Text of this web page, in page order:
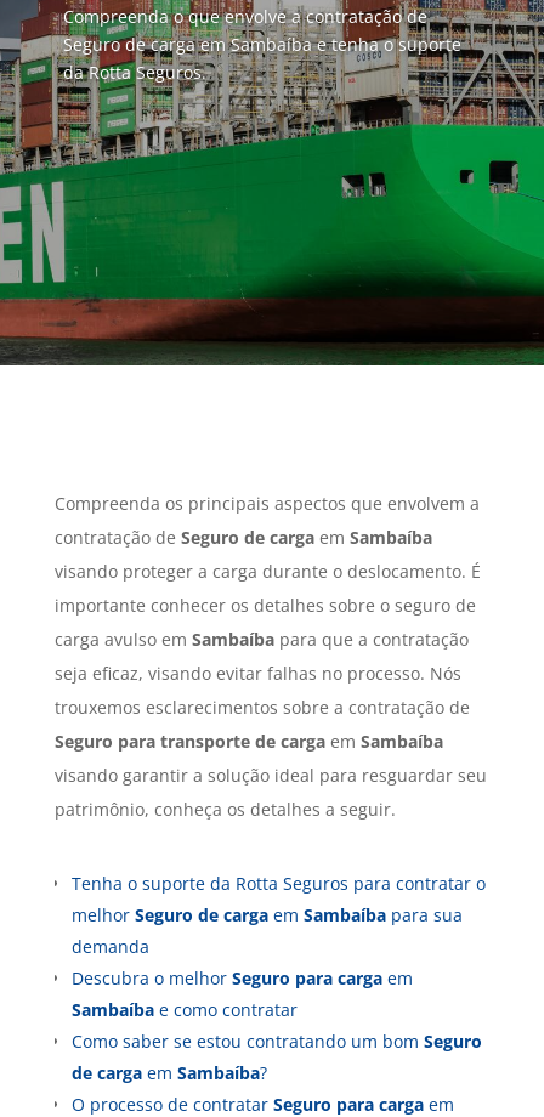
Compreenda o que envolve a contratação de
Seguro de carga em Sambaíba e tenha o suporte
da Rotta Seguros.
Compreenda os principais aspectos que envolvem a
contratação de Seguro de cargaem Sambaíba
visando proteger a carga durante o deslocamento. É
importante conhecer os detalhes sobre o seguro de
carga avulso em Sambaíbapara que a contratação
seja eficaz, visando evitar falhas no processo. Nós
trouxemos esclarecimentos sobre a contratação de
Seguro para transporte de cargaem Sambaíba
visando garantir a solução ideal para resguardar seu
patrimônio, conheça os detalhes a seguir.
Tenha o suporte da Rotta Seguros para contratar o
melhor Seguro de cargaem Sambaíbapara sua
demanda
Descubra o melhor Seguro para cargaem
Sambaíbae como contratar
Como saber se estou contratando um bom Seguro
de cargaem Sambaíba?
O processo de contratar Seguro para cargaem